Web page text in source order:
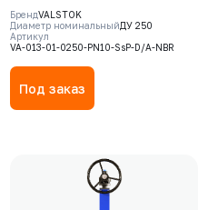
серия VА, DN 0250, PN=10 Бар,
пневмопривод двойного действия,
корпус GJS-400-15 (GGG40), нож
AISI304, седловое уплотнение
NBR
БрендVALSTOK
Диаметр номинальныйДУ 250
Артикул
VA-013-01-0250-PN10-SsP-D/A-NBR
Под заказ